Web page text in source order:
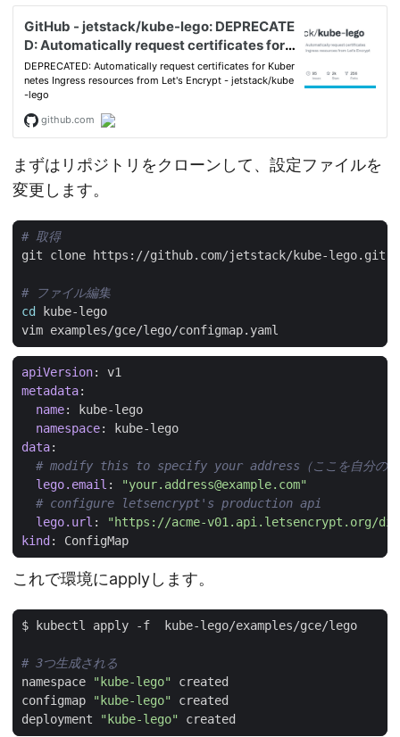
まずはリポジトリをクローンして、設定ファイルを
変更します。
# 取得
# ファイル編集
cd
apiVersion:
v1
metadata:
name:
kube-lego
namespace:
kube-lego
data:
# modify this to specify your address（ここを自分のメ
lego.email : "your.address@example.com"
# configure letsencrypt's production api
lego.url :
"https://acme-v01.api.letsencrypt.org/
kind : ConfigMap
これで環境にapplyします。
# 3つ生成される
namespace
"kube-lego"
configmap
"kube-lego"
deployment
"kube-lego"